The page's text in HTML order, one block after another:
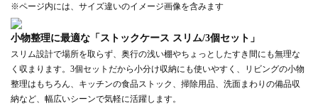
※ページ内には、サイズ違いのイメージ画像を含みます
小物整理に最適な「ストックケース スリム/3個セット」
スリム設計で場所を取らず、奥行の浅い棚やちょっとしたすき間にも無理な
く収まります。3個セットだから小分け収納にも使いやすく、リビングの小物
整理はもちろん、キッチンの食品ストック、掃除用品、洗面まわりの備品収
納など、幅広いシーンで気軽に活躍します。